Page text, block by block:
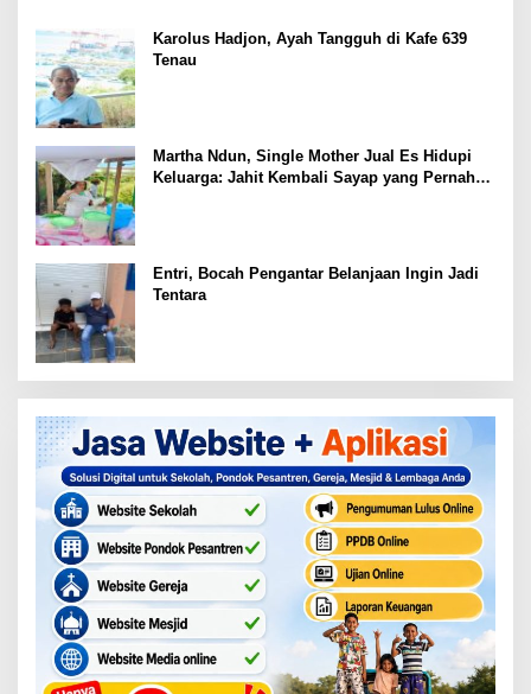
Karolus Hadjon, Ayah Tangguh di Kafe 639
Tenau
Martha Ndun, Single Mother Jual Es Hidupi
Keluarga: Jahit Kembali Sayap yang Pernah
Entri, Bocah Pengantar Belanjaan Ingin Jadi
Tentara